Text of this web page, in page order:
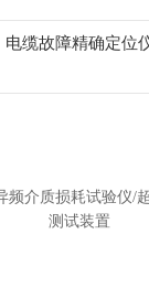
电缆故障精确定位